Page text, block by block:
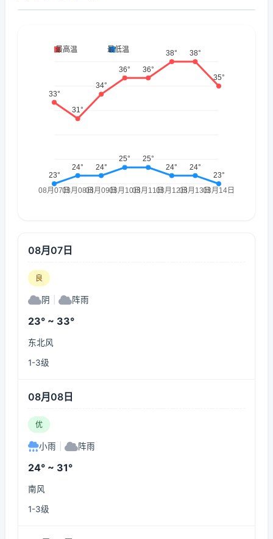
08月07日
良
阴 阵雨
23° ~ 33°
东北风
1-3级
08月08日
优
小雨 阵雨
24° ~ 31°
南风
1-3级